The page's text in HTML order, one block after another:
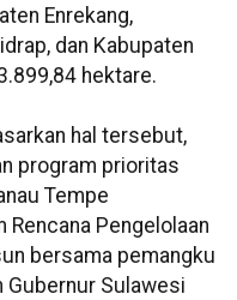
Enrekang,
dan Kabupaten
hektare.
hal tersebut,
program prioritas
Tempe
Pengelolaan
bersama pemangku
Gubernur Sulawesi